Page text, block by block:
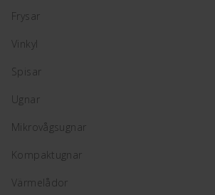
Frysar
Vinkyl
Spisar
Ugnar
Mikrovågsugnar
Kompaktugnar
Värmelådor